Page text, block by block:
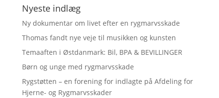
Nyeste indlæg
Ny dokumentar om livet efter en rygmarvsskade
Thomas fandt nye veje til musikken og kunsten
Temaaften i Østdanmark: Bil, BPA & BEVILLINGER
Børn og unge med rygmarvsskade
Rygstøtten – en forening for indlagte på Afdeling for
Hjerne- og Rygmarvsskader